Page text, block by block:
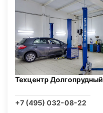
Техцентр Долгопрудный
+7 (495) 032-08-22